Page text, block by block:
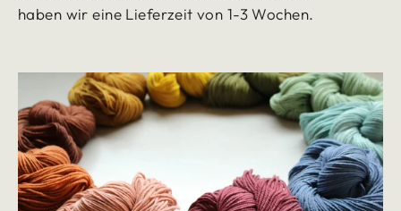
haben wir eine Lieferzeit von 1-3 Wochen.